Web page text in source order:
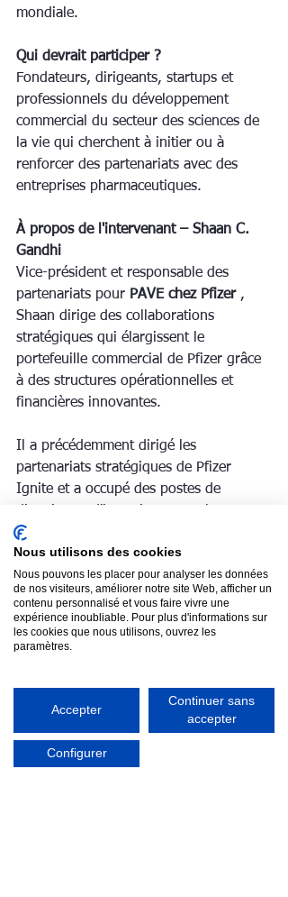
mondiale.
Qui devrait participer ?
Fondateurs, dirigeants, startups et
professionnels du développement
commercial du secteur des sciences de
la vie qui cherchent à initier ou à
renforcer des partenariats avec des
entreprises pharmaceutiques.
À propos de l'intervenant – Shaan C.
Gandhi
Vice-président et responsable des
partenariats pour PAVE chez Pfizer ,
Shaan dirige des collaborations
stratégiques qui élargissent le
portefeuille commercial de Pfizer grâce
à des structures opérationnelles et
financières innovantes.
Il a précédemment dirigé les
partenariats stratégiques de Pfizer
Ignite et a occupé des postes de
Northpond Ventures et au Longwood
Fund, où il a cofondé Pyxis Oncology
(NASDAQ : PYXS) .
Ancien médecin au Massachusetts
General Hospital, Shaan est titulaire
Business School – Baker Scholar), d'un
DPhil en oncologie médicale (Oxford –
Rhodes Scholar) et d'une licence en
biochimie .
Nous utilisons des cookies
Nous pouvons les placer pour analyser les données
de nos visiteurs, améliorer notre site Web, afficher un
contenu personnalisé et vous faire vivre une
expérience inoubliable. Pour plus d'informations sur
les cookies que nous utilisons, ouvrez les
paramètres.
Accepter
Continuer sans
accepter
Configurer